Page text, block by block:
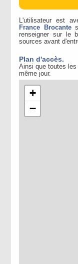
L'utilisateur est
France Brocante
renseigner sur le
sources avant
Plan d'accès.
Ainsi que toutes
même jour.
+
−